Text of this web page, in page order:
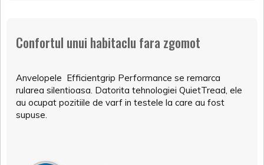
Confortul unui habitaclu fara zgomot
Anvelopele Efficientgrip Performance se remarca
rularea silentioasa. Datorita tehnologiei QuietTread, ele
au ocupat pozitiile de varf in testele la care au fost
supuse.